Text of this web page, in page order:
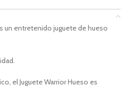
un entretenido juguete de hueso
el Juguete Warrior Hueso es